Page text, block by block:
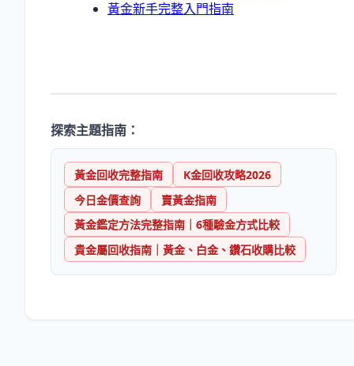
黃金新手完整入門指南
探索主題指南：
黃金回收完整指南
K金回收攻略2026
今日金價查詢
賣黃金指南
黃金鑑定方法完整指南｜6種驗金方式比較
貴金屬回收指南｜黃金、白金、鑽石收購比較